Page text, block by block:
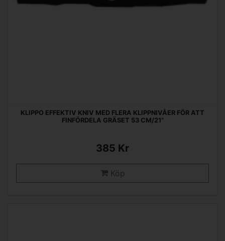
KLIPPO EFFEKTIV KNIV MED FLERA KLIPPNIVÅER FÖR ATT
FINFÖRDELA GRÄSET 53 CM/21”
385 Kr
Köp